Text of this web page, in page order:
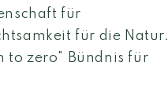
für
für die Natur.
to zero" Bündnis für